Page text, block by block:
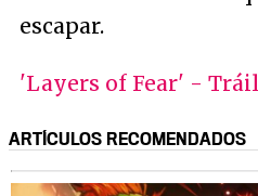
escapar.
'Layers of Fear' -
ARTÍCULOS RECOMENDADOS